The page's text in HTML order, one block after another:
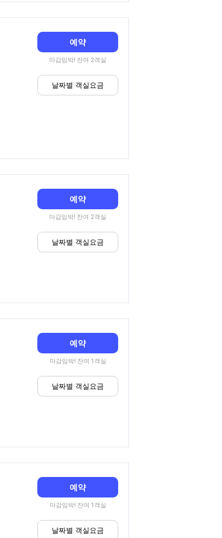
예약
마감임박! 잔여 2객실
날짜별 객실요금
예약
마감임박! 잔여 2객실
날짜별 객실요금
예약
마감임박! 잔여 1객실
날짜별 객실요금
예약
마감임박! 잔여 1객실
날짜별 객실요금